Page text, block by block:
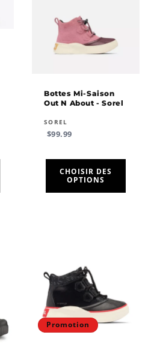
Bottes Mi-Saison
Out N About - Sorel
Fournisseur :
SOREL
Prix
$99.99
CHOISIR DES
OPTIONS
Promotion